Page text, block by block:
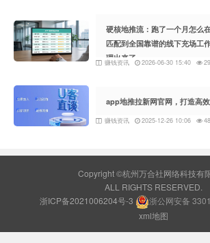
硬核地推流：跑了一个月怎么
匹配到全国靠谱的线下充场工
理出来了
赚钱资讯 2026-06-30 15:40
app地推拉新网官网，打造高
赚钱资讯 2025-12-26 10:06
Copyright ©杭州万合社网络科技有
ALL RIGHTS RESERVED.
浙ICP备2021006204号-3
浙公网安备
xml地图